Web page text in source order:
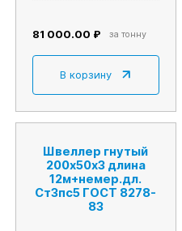
81 000.00 ₽ за тонну
В корзину
Швеллер гнутый
200х50х3 длина
12м+немер.дл.
Ст3пс5 ГОСТ 8278-
83